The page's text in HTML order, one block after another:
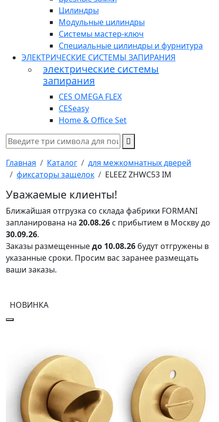
Цилиндры
Модульные цилиндры
Системы мастер-ключ
Специальные цилиндры и фурнитура
ЭЛЕКТРИЧЕСКИЕ СИСТЕМЫ ЗАПИРАНИЯ
электрические системы
запирания
CES OMEGA FLEX
CESeasy
Home & Office Set
Главная Каталог
для межкомнатных дверей
фиксаторы защелок
ELEEZ ZHWC53 IM
Уважаемые клиенты!
Ближайшая отгрузка со склада фабрики FORMANI
запланирована на 20.08.26 с прибытием в Москву до
30.09.26.
Заказы размещенныедо 10.08.26 будут отгружены в
указанные сроки. Просим вас заранее размещать
ваши заказы.
НОВИНКА